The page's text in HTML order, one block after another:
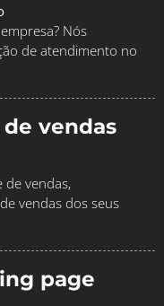
Nós
de atendimento no
vendas
de vendas,
vendas dos seus
page